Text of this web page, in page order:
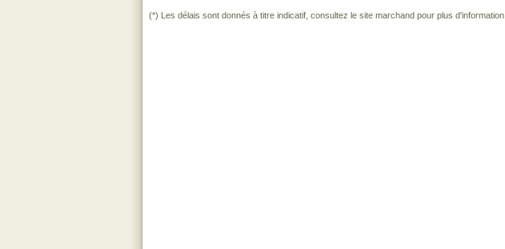
(*) Les délais sont donnés à titre indicatif, consultez le site marchand pour plus d'information.